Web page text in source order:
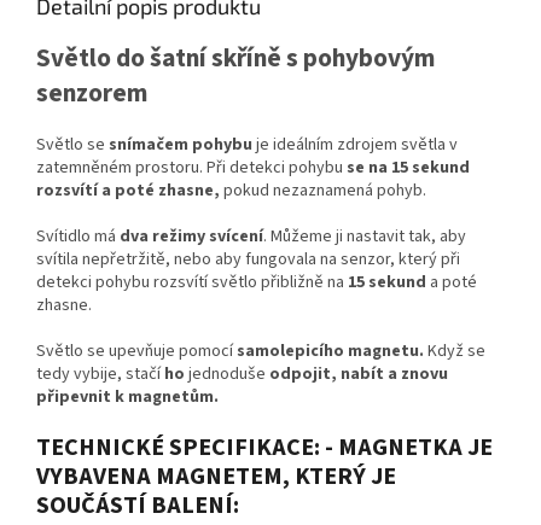
Detailní popis produktu
Světlo do šatní skříně s pohybovým
senzorem
Světlo se snímačem pohybu je ideálním zdrojem světla v
zatemněném prostoru. Při detekci pohybu se na 15 sekund
rozsvítí a poté zhasne, pokud nezaznamená pohyb.
Svítidlo má dva režimy svícení. Můžeme ji nastavit tak, aby
svítila nepřetržitě, nebo aby fungovala na senzor, který při
detekci pohybu rozsvítí světlo přibližně na 15 sekund a poté
zhasne.
Světlo se upevňuje pomocísamolepicího magnetu. Když se
tedy vybije, stačího jednoduše odpojit, nabít a znovu
připevnit k magnetům.
TECHNICKÉ SPECIFIKACE: - MAGNETKA JE
VYBAVENA MAGNETEM, KTERÝ JE
SOUČÁSTÍ BALENÍ: